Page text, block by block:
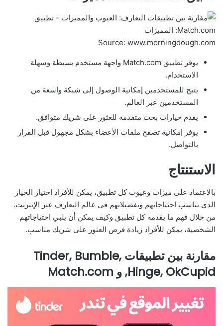
Source: www.morningdough.com
يوفر تطبيق Match.com واجهة مستخدم بسيطة وسهلة
الاستخدام.
يتيح للمستخدمين إمكانية الوصول إلى شبكة واسعة من
المستخدمين عبر العالم.
يقدم خيارات بحث متقدمة للعثور على شريك متوافق.
يوفر إمكانية تصفح ملفات الأعضاء بشكل مجهول قبل القرار
بالتواصل.
الاستنتاج
بالاعتماد على ميزات وعيوب كل تطبيق، يمكن للأفراد اختيار الخيار
الذي يناسب احتياجاتهم وتفضيلاتهم في عالم التعارف عبر الإنترنت.
من خلال فهم ما يقدمه كل تطبيق وكيف يمكن أن يلبي احتياجاتهم
الشخصية، يمكن للأفراد زيادة فرص العثور على شريك مناسب.
مقارنة بين تطبيقات Tinder, Bumble,
Hinge, OkCupid, و Match.com